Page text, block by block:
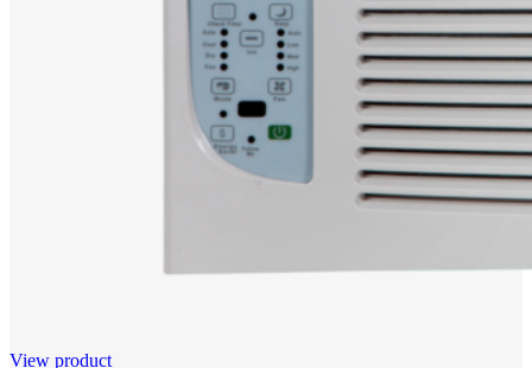
View product